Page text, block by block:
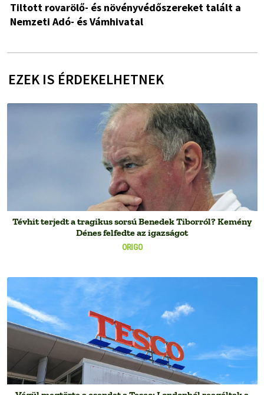
Tiltott rovarölő- és növényvédőszereket talált a
Nemzeti Adó- és Vámhivatal
EZEK IS ÉRDEKELHETNEK
ORIGO
Tévhit terjedt a tragikus sorsú Benedek Tiborról? Kemény
Dénes felfedte az igazságot